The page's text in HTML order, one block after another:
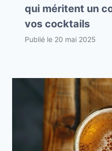
qui méritent un
vos cocktails
Publié le 20 mai 2025